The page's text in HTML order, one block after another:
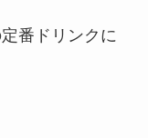
番ドリンクに